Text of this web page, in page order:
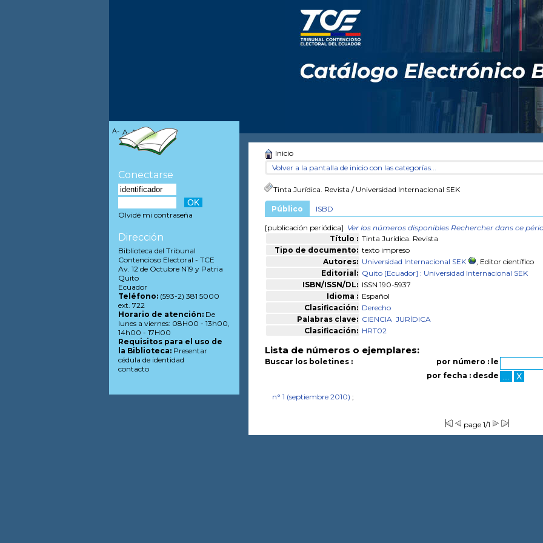
Inicio
Volver a la pantalla de inicio con las categorías...
Tinta Jurídica. Revista / Universidad Internacional SEK
Público ISBD
[publicación periódica] Ver los números disponibles Rechercher dans ce
Título : Tinta Jurídica. Revista
Tipo de documento: texto impreso
Autores: Universidad Internacional SEK
, Editor científico
Editorial: Quito [Ecuador] : Universidad Internacional SEK
ISBN/ISSN/DL: ISSN 190-5937
Idioma : Español
Clasificación: Derecho
Palabras clave: CIENCIA JURÍDICA
Clasificación: HRT02
Lista de números o ejemplares:
Buscar los boletines :
por número : le
por fecha : desde
n° 1 (septiembre 2010) ;
page 1/1
A- A A+
Conectarse
Olvidé mi contraseña
Dirección
Biblioteca del Tribunal
Contencioso Electoral - TCE
Av. 12 de Octubre N19 y Patria
Quito
Ecuador
Teléfono:(593-2) 381 5000
ext. 722
Horario de atención:De
lunes a viernes: 08H00 - 13h00,
14h00 - 17H00
Requisitos para el uso de
la Biblioteca:Presentar
cédula de identidad
contacto